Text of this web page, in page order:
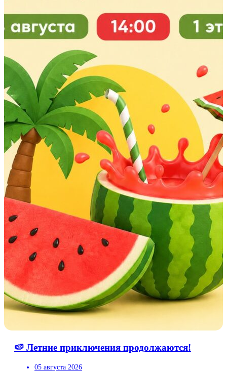
🍉 Летние приключения продолжаются!
05 августа 2026